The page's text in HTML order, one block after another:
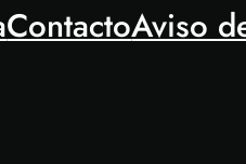
ContactoAviso